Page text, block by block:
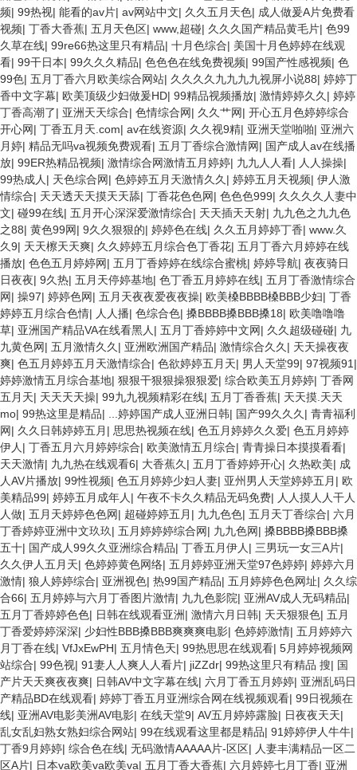
频| 99热视| 能看的av片| av网站中文| 久久五月天色| 成人做爰A片免费看
视频| 丁香大香蕉| 五月天色区| www,超碰| 久久久国产精品黄毛片| 色99
久草在线| 99re66热这里只有精品| 十月色综合| 美国十月色婷婷在线观
看| 99干日本| 99久久久精品| 色色色在线免费视频| 99国产性感视频| 色
99色| 五月丁香六月欧美综合网站| 久久久久九九九九视屏小说88| 婷婷丁
香中文字幕| 欧美顶级少妇做爰HD| 99精品视频播放| 激情婷婷久久 | 婷婷
丁香高潮了| 亚洲天天综合| 色情综合网| 久久艹网| 开心五月色婷婷综合
开心网| 丁香五月天.com| av在线资源| 久久视9精| 亚洲天堂啪啪| 亚洲六
月婷| 精品无吗va视频免费观看| 五月丁香综合激情网| 国产成人av在线播
放| 99ER热精品视频| 激情综合网激情五月婷婷| 九九人人看| 人人操操|
99热成人 | 天色综合网| 色婷婷五月天激情久久 | 婷婷五月天视频| 伊人激
情综合| 天天透天天摸天天舔| 丁香花色色网| 色色色999| 久久久久人妻中
文| 碰99在线| 五月开心深深爱激情综合| 天天插天天射| 九九色之九九色
之88| 黄色99网| 9久久狠狠的| 婷婷色在线| 久久五月婷婷丁香| www.久
久9| 天天檫天天爽| 久久婷婷五月综合色丁香花| 五月丁香六月婷婷在线
播放| 色色五月婷婷网| 五月丁香婷婷在线综合蜜桃| 婷婷导航| 夜夜骑日
日夜夜| 9久热| 五月天停婷基地| 色丁香五月婷婷在线| 五月丁香激情综合
网| 操97| 婷婷色网| 五月天夜夜爱夜夜操| 欧美槡BBBB槡BBB少妇| 丁香
婷婷五月综合色情| 人人播| 色综合色| 搡BBBB搡BBB搡18| 欧美噜噜噜
草| 亚洲国产精品VA在线看黑人 | 五月丁香婷婷中文网| 久久超级碰碰| 九
九黄色网| 五月激情久久 | 亚洲欧洲国产精品| 激情综合久久 | 天天操夜夜
爽| 色五月婷婷五月天激情综合| 色欲婷婷五月天| 男人天堂99| 97视频91 |
婷婷激情五月综合基地| 狠狠干狠狠操狠狠爱| 综合欧美五月婷婷| 丁香网
五月天| 天天天天操| 99九九视频精彩在线| 五月丁香香蕉| 天天摸.天天
mo| 99热这里是精品| ...婷婷国产成人亚洲日韩| 国产99久久久 | 青青福利
网| 久久日韩婷婷五月 | 思思热视频在线| 色五月婷婷久久爱| 色五月婷婷
伊人 | 丁香五月六月婷婷综合| 欧美激情五月综合| 青青操日本摸摸看看|
天天激情| 九九热在线观看6| 大香蕉久 | 五月丁香婷婷开心| 久热欧美| 成
人AV片播放| 99性视频| 色五月婷婷少妇人妻| 亚州男人天堂婷婷五月 | 欧
美精品99| 婷婷五月成年人 | 午夜不卡久久精品无码免费| 人人摸人人干人
人做| 五月天婷婷色色网| 超碰婷婷五月 | 九九色色| 五月天丁香综合| 六月
丁香婷婷亚洲中文玖玖| 五月婷婷婷综合网| 九九色网| 搡BBBB搡BBB搡
五十| 国产成人99久久亚洲综合精品| 丁香五月伊人 | 三男玩一女三A片|
久久伊人五月天| 色婷婷黄色网络| 五月婷婷亚洲天堂97色婷婷| 婷婷六月
激情| 狼人婷婷综合| 亚洲视色| 热99国产精品| 五月婷婷色色网址| 久久综
合66| 五月婷婷与六月丁香图片激情| 九九色影院| 亚洲AV成人无码精品|
五月丁香婷婷色色| 日韩在线观看亚洲| 激情六月日韩| 天天狠狠色| 五月
丁香爱婷婷深深| 少妇性BBB搡BBB爽爽爽电影| 色婷婷激情| 五月婷婷六
月丁香在线| VfJxEwPH| 五月情色天| 99热思思在线观看| 5月婷婷视频网
站综合| 99色视| 91妻人人爽人人看片| jiZZdr| 99热这里只有精品 搜| 国
产片天天爽夜夜爽| 日韩AV中文字幕在线| 六月丁香五月婷婷| 亚洲乱码日
产精品BD在线观看| 婷婷丁香五月亚洲综合网在线视频观看| 99日视频在
线| 亚洲AV电影美洲AV电影| 在线天堂9| AV五月婷婷露脸| 日夜夜天天|
乱女乱妇熟女熟妇综合网站| 99在线观看这里都是精品| 91婷婷伊人牛牛|
丁香9月婷婷| 综合色在线| 无码激情AAAAA片-区区| 人妻丰满精品一区二
区A片| 日本va欧美va欧美va| 五月丁香大香蕉| 六月婷婷七月丁香| 亚洲